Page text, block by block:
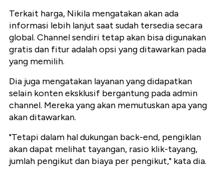
Terkait harga, Nikila mengatakan akan ada
informasi lebih lanjut saat sudah tersedia secara
global. Channel sendiri tetap akan bisa digunakan
gratis dan fitur adalah opsi yang ditawarkan pada
yang memilih.
Dia juga mengatakan layanan yang didapatkan
selain konten eksklusif bergantung pada admin
channel. Mereka yang akan memutuskan apa yang
akan ditawarkan.
"Tetapi dalam hal dukungan back-end, pengiklan
akan dapat melihat tayangan, rasio klik-tayang,
jumlah pengikut dan biaya per pengikut," kata dia.